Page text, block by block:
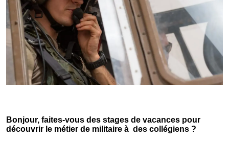
Bonjour, faites-vous des stages de vacances pour
découvrir le métier de militaire à des collégiens ?